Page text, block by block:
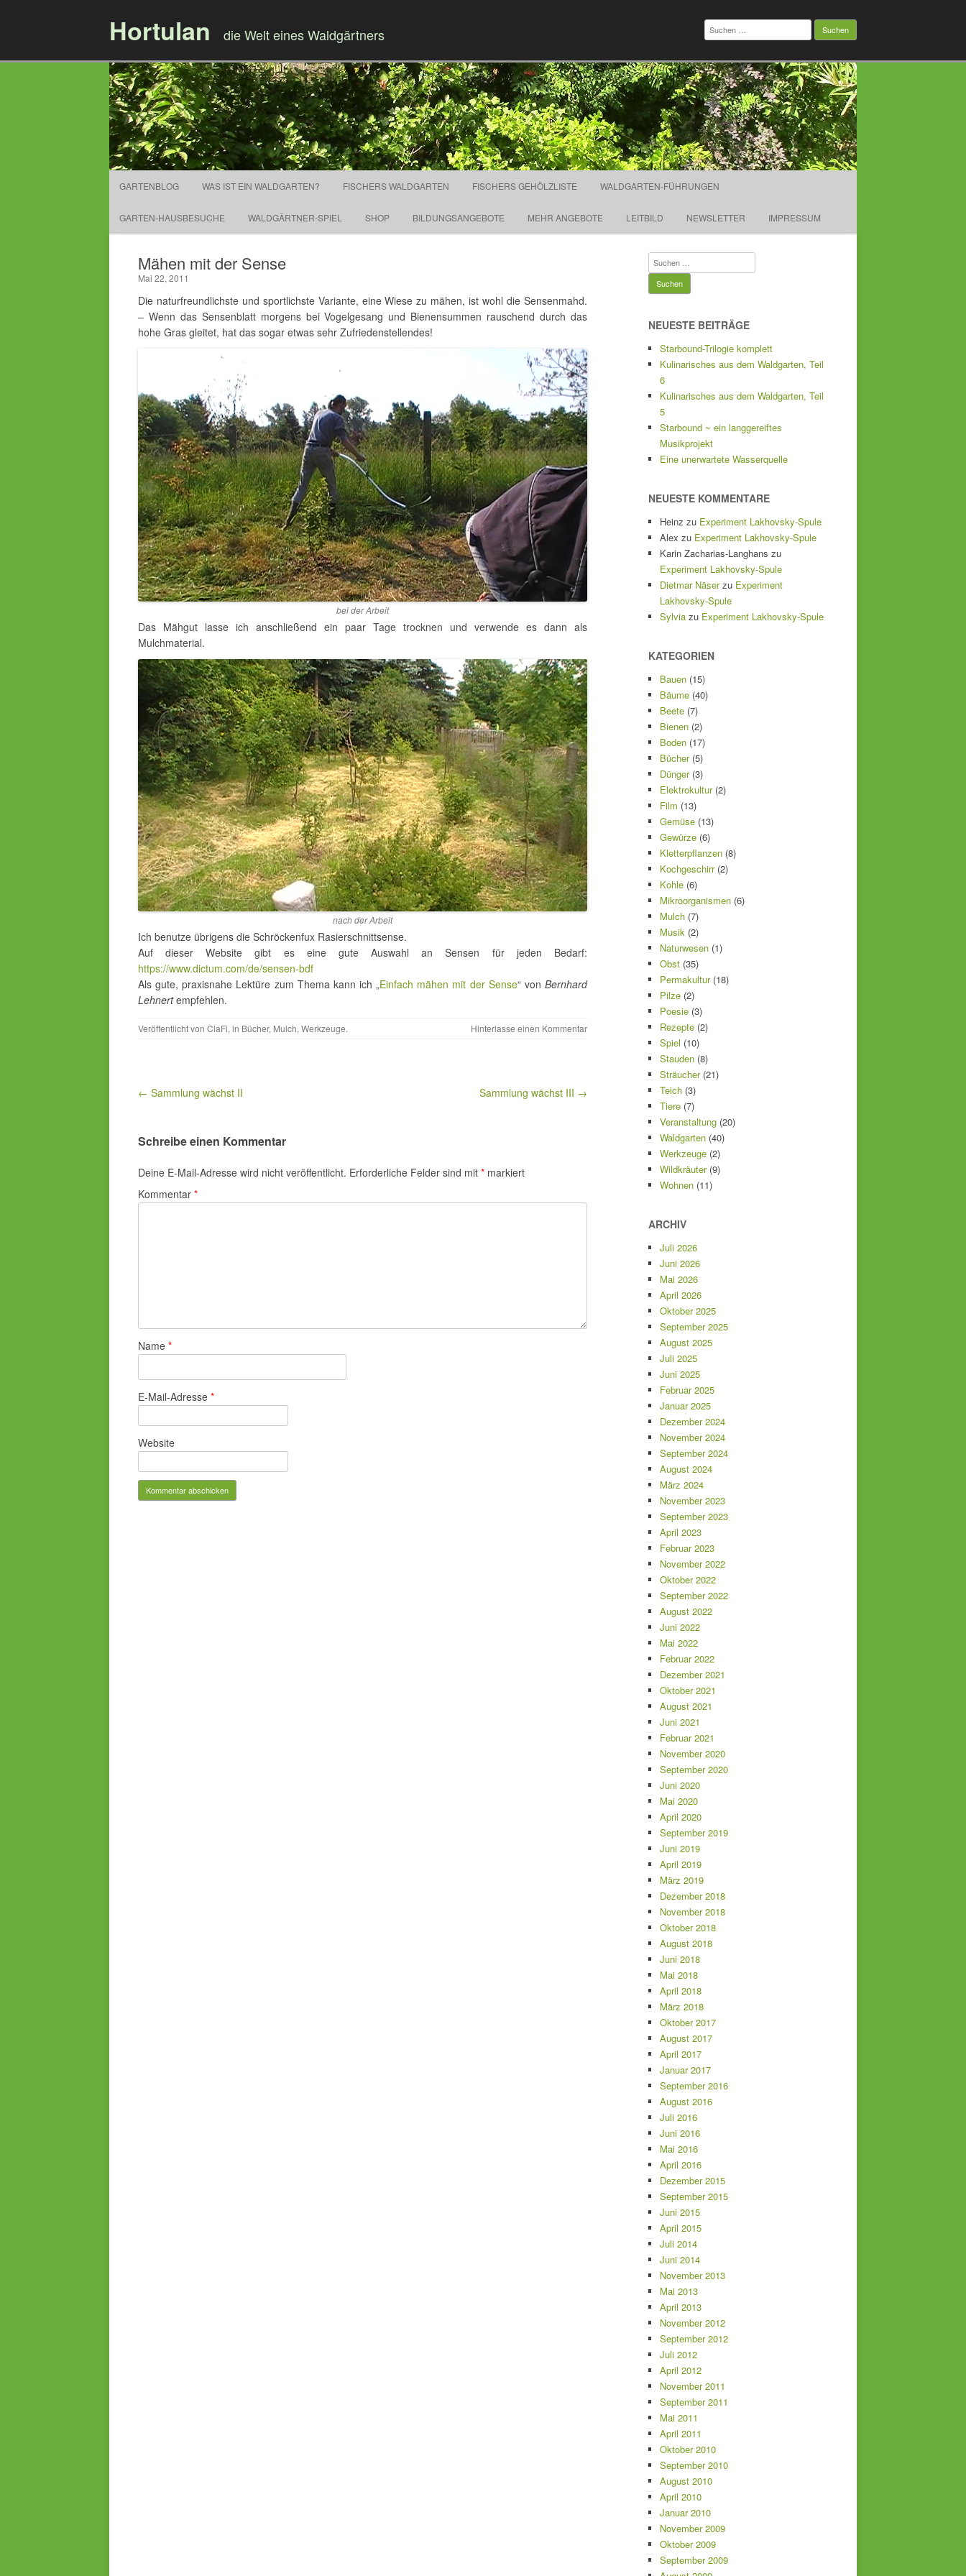
Hortulan die Welt eines Waldgärtners
Suchen
nach:
GARTENBLOG WAS IST EIN WALDGARTEN? FISCHERS WALDGARTEN FISCHERS GEHÖLZLISTE WALDGARTEN-FÜHRUNGEN
GARTEN-HAUSBESUCHE WALDGÄRTNER-SPIEL SHOP BILDUNGSANGEBOTE MEHR ANGEBOTE LEITBILD NEWSLETTER IMPRESSUM
Mähen mit der Sense
Mai 22, 2011
Die naturfreundlichste und sportlichste Variante, eine Wiese zu mähen, ist wohl die Sensenmahd.
– Wenn das Sensenblatt morgens bei Vogelgesang und Bienensummen rauschend durch das
hohe Gras gleitet, hat das sogar etwas sehr Zufriedenstellendes!
bei der Arbeit
Das Mähgut lasse ich anschließend ein paar Tage trocknen und verwende es dann als
Mulchmaterial.
nach der Arbeit
Ich benutze übrigens die Schröckenfux Rasierschnittsense.
Auf dieser Website gibt es eine gute Auswahl an Sensen für jeden Bedarf:
https://www.dictum.com/de/sensen-bdf
Als gute, praxisnahe Lektüre zum Thema kann ich „Einfach mähen mit der Sense“ vonBernhard
Lehnertempfehlen.
Veröffentlicht von ClaFi, in Bücher, Mulch, Werkzeuge. Hinterlasse einen Kommentar
Beitragsnavigation
← Sammlung wächst II Sammlung wächst III →
Schreibe einen Kommentar
Deine E-Mail-Adresse wird nicht veröffentlicht. Erforderliche Felder sind mit * markiert
Kommentar *
Name *
E-Mail-Adresse *
Website
Suchen
nach:
NEUESTE BEITRÄGE
Starbound-Trilogie komplett
Kulinarisches aus dem Waldgarten, Teil
6
Kulinarisches aus dem Waldgarten, Teil
5
Starbound ~ ein langgereiftes
Musikprojekt
Eine unerwartete Wasserquelle
NEUESTE KOMMENTARE
Heinz zu Experiment Lakhovsky-Spule
Alex zu Experiment Lakhovsky-Spule
Karin Zacharias-Langhans zu
Experiment Lakhovsky-Spule
Dietmar Näserzu Experiment
Lakhovsky-Spule
Sylvia zu Experiment Lakhovsky-Spule
KATEGORIEN
Bauen (15)
Bäume (40)
Beete (7)
Bienen (2)
Boden (17)
Bücher(5)
Dünger(3)
Elektrokultur(2)
Film (13)
Gemüse (13)
Gewürze (6)
Kletterpflanzen (8)
Kochgeschirr(2)
Kohle (6)
Mikroorganismen (6)
Mulch (7)
Musik (2)
Naturwesen (1)
Obst (35)
Permakultur(18)
Pilze (2)
Poesie (3)
Rezepte (2)
Spiel (10)
Stauden (8)
Sträucher(21)
Teich (3)
Tiere (7)
Veranstaltung (20)
Waldgarten (40)
Werkzeuge (2)
Wildkräuter(9)
Wohnen (11)
ARCHIV
Juli 2026
Juni 2026
Mai 2026
April 2026
Oktober 2025
September 2025
August 2025
Juli 2025
Juni 2025
Februar 2025
Januar 2025
Dezember 2024
November 2024
September 2024
August 2024
März 2024
November 2023
September 2023
April 2023
Februar 2023
November 2022
Oktober 2022
September 2022
August 2022
Juni 2022
Mai 2022
Februar 2022
Dezember 2021
Oktober 2021
August 2021
Juni 2021
Februar 2021
November 2020
September 2020
Juni 2020
Mai 2020
April 2020
September 2019
Juni 2019
April 2019
März 2019
Dezember 2018
November 2018
Oktober 2018
August 2018
Juni 2018
Mai 2018
April 2018
März 2018
Oktober 2017
August 2017
April 2017
Januar 2017
September 2016
August 2016
Juli 2016
Juni 2016
Mai 2016
April 2016
Dezember 2015
September 2015
Juni 2015
April 2015
Juli 2014
Juni 2014
November 2013
Mai 2013
April 2013
November 2012
September 2012
Juli 2012
April 2012
November 2011
September 2011
Mai 2011
April 2011
Oktober 2010
September 2010
August 2010
April 2010
Januar 2010
November 2009
Oktober 2009
September 2009